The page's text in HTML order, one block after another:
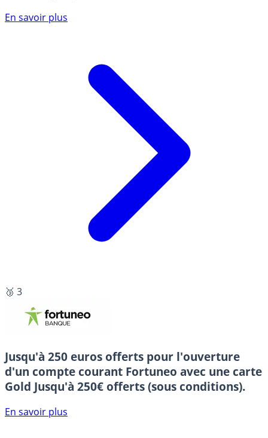
En savoir plus
🥉 3
Jusqu'à 250 euros offerts pour l'ouverture
d'un compte courant Fortuneo avec une carte
Gold Jusqu'à 250€ offerts (sous conditions).
En savoir plus